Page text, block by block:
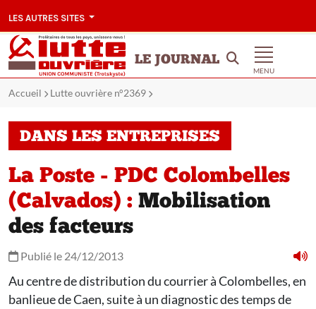
LES AUTRES SITES
LE JOURNAL
MENU
Accueil Lutte ouvrière n°2369
DANS LES ENTREPRISES
La Poste - PDC Colombelles
(Calvados) : Mobilisation
des facteurs
Publié le 24/12/2013
Au centre de distribution du courrier à Colombelles, en
banlieue de Caen, suite à un diagnostic des temps de